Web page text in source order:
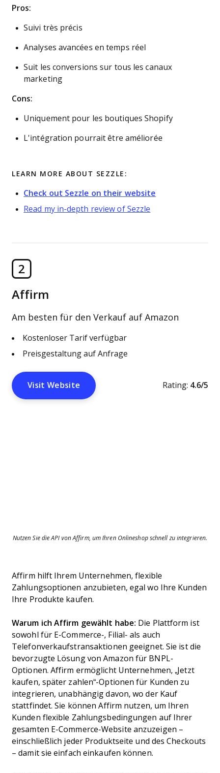
Pros:
Suivi très précis
Analyses avancées en temps réel
Suit les conversions sur tous les canaux
marketing
Cons:
Uniquement pour les boutiques Shopify
L'intégration pourrait être améliorée
LEARN MORE ABOUT SEZZLE:
Check out Sezzle on their website
Read my in-depth review of Sezzle
2
Affirm
Am besten für den Verkauf auf Amazon
Kostenloser Tarif verfügbar
Preisgestaltung auf Anfrage
Visit Website Rating: 4.6/5
Nutzen Sie die API von Affirm, um Ihren Onlineshop schnell zu integrieren.
Affirm hilft Ihrem Unternehmen, flexible
Zahlungsoptionen anzubieten, egal wo Ihre Kunden
Ihre Produkte kaufen.
Warum ich Affirm gewählt habe: Die Plattform ist
sowohl für E-Commerce-, Filial- als auch
Telefonverkaufstransaktionen geeignet. Sie ist die
bevorzugte Lösung von Amazon für BNPL-
Optionen. Affirm ermöglicht Unternehmen, „Jetzt
kaufen, später zahlen“-Optionen für Kunden zu
integrieren, unabhängig davon, wo der Kauf
stattfindet. Sie können Affirm nutzen, um Ihren
Kunden flexible Zahlungsbedingungen auf Ihrer
gesamten E-Commerce-Website anzuzeigen –
einschließlich jeder Produktseite und des Checkouts
– damit sie einfach einkaufen können.